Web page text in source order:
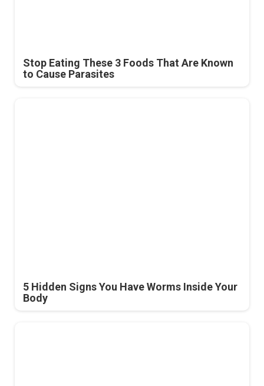
Stop Eating These 3 Foods That Are Known
to Cause Parasites
5 Hidden Signs You Have Worms Inside Your
Body